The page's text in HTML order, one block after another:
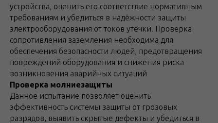
устройства, оценить его соответствие нормативным
требованиям и убедиться в надёжности защиты
электрооборудования от токов утечки. Проверка
сопротивления заземления необходима для
обеспечения безопасности людей, предотвращения
повреждений оборудования и снижения риска
возникновения аварийных ситуаций
Проверка молниезащиты
Данное испытание позволяет оценить
эффективность системы защиты от грозовых
разрядов, выявить скрытые дефекты и убедиться в